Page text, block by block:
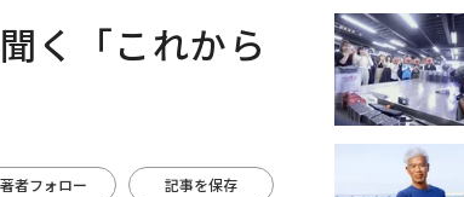
く「これから
著者フォロー 記事を保存